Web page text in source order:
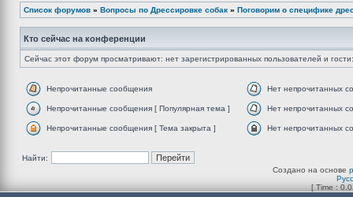
Список форумов » Вопросы по Дрессировке собак » Поговорим о специфике
Кто сейчас на конференции
Сейчас этот форум просматривают: нет зарегистрированных пользователей и
Непрочитанные сообщения Нет непрочитанных
Непрочитанные сообщения [ Популярная тема ] Нет непрочитанных
Непрочитанные сообщения [ Тема закрыта ] Нет непрочитанных
Найти:
Создано на основе
[ Time :